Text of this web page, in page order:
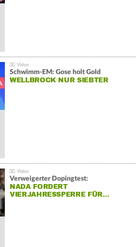
Schwimm-EM: Gose holt Gold
WELLBROCK NUR SIEBTER
Verweigerter Dopingtest:
NADA FORDERT
VIERJAHRESSPERRE FÜR…